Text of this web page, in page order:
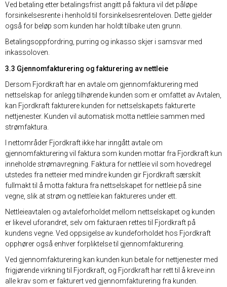
Ved betaling etter betalingsfrist angitt på faktura vil det påløpe
forsinkelsesrente i henhold til forsinkelsesrenteloven. Dette gjelder
også for beløp som kunden har holdt tilbake uten grunn.
Betalingsoppfordring, purring og inkasso skjer i samsvar med
inkassoloven.
3.3 Gjennomfakturering og fakturering av nettleie
Dersom Fjordkraft har en avtale om gjennomfakturering med
nettselskap for anlegg tilhørende kunden som er omfattet av Avtalen,
kan Fjordkraft fakturere kunden for nettselskapets fakturerte
nettjenester. Kunden vil automatisk motta nettleie sammen med
strømfaktura.
I nettområder Fjordkraft ikke har inngått avtale om
gjennomfakturering vil faktura som kunden mottar fra Fjordkraft kun
inneholde strømavregning. Faktura for nettleie vil som hovedregel
utstedes fra netteier med mindre kunden gir Fjordkraft særskilt
fullmakt til å motta faktura fra nettselskapet for nettleie på sine
vegne, slik at strøm og nettleie kan faktureres under ett.
Nettleieavtalen og avtaleforholdet mellom nettselskapet og kunden
er likevel uforandret, selv om fakturaen rettes til Fjordkraft på
kundens vegne. Ved oppsigelse av kundeforholdet hos Fjordkraft
opphører også enhver forpliktelse til gjennomfakturering.
Ved gjennomfakturering kan kunden kun betale for nettjenester med
frigjørende virkning til Fjordkraft, og Fjordkraft har rett til å kreve inn
alle krav som er fakturert ved gjennomfakturering fra kunden.